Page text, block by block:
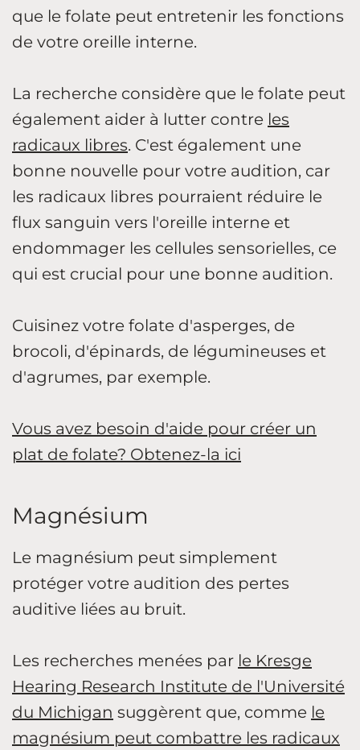
que le folate peut entretenir les fonctions
de votre oreille interne.
La recherche considère que le folate peut
également aider à lutter contre les
radicaux libres. C'est également une
bonne nouvelle pour votre audition, car
les radicaux libres pourraient réduire le
flux sanguin vers l'oreille interne et
endommager les cellules sensorielles, ce
qui est crucial pour une bonne audition.
Cuisinez votre folate d'asperges, de
brocoli, d'épinards, de légumineuses et
d'agrumes, par exemple.
Vous avez besoin d'aide pour créer un
plat de folate? Obtenez-la ici
Magnésium
Le magnésium peut simplement
protéger votre audition des pertes
auditive liées au bruit.
Les recherches menées par le Kresge
Hearing Research Institute de l'Université
du Michigan suggèrent que, comme le
magnésium peut combattre les radicaux